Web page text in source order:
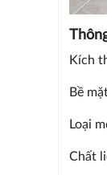
Kích
Bề
Loại
Chất